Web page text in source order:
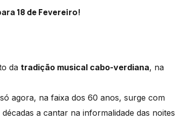
18 de Fevereiro!
da tradição musical cabo-verdiana, na
agora, na faixa dos 60 anos, surge com
a cantar na informalidade das noites